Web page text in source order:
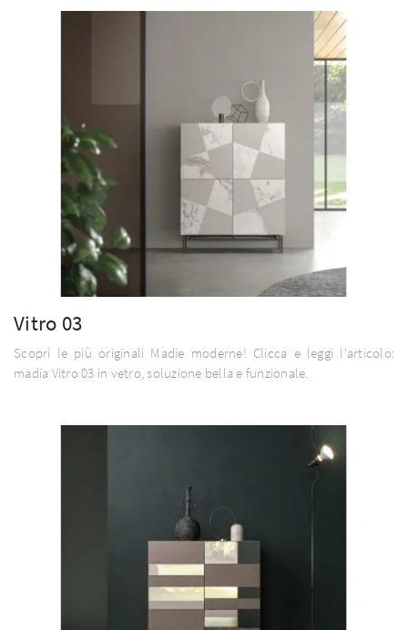
Vitro 03
Scopri le più originali Madie moderne! Clicca e leggi l'articolo:
madia Vitro 03 in vetro, soluzione bella e funzionale.